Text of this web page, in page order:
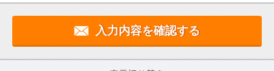
入力内容を確認する